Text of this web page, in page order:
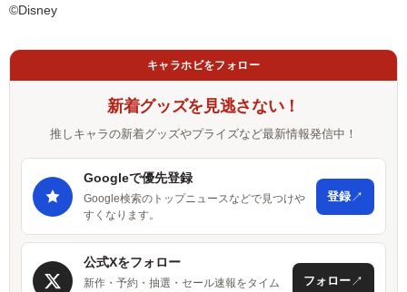
©Disney
キャラホビをフォロー
新着グッズを見逃さない！
推しキャラの新着グッズやプライズなど最新情報発信中！
Googleで優先登録
Google検索のトップニュースなどで見つけや
すくなります。
登録↗
公式Xをフォロー
新作・予約・抽選・セール速報をタイム
フォロー↗